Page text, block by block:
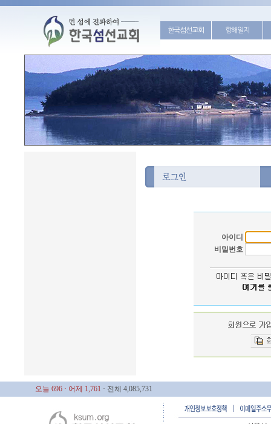
한국섬선교회 항해일지
아이디
비밀번호
오늘 696 · 어제 1,761 · 전체 4,085,731